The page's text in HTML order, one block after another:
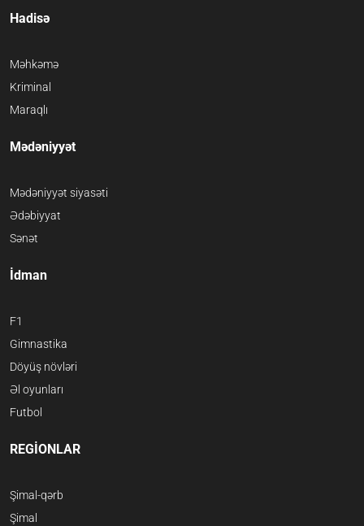
Hadisə
Məhkəmə
Kriminal
Maraqlı
Mədəniyyət
Mədəniyyət siyasəti
Ədəbiyyat
Sənət
İdman
F1
Gimnastika
Döyüş növləri
Əl oyunları
Futbol
REGİONLAR
Şimal-qərb
Şimal